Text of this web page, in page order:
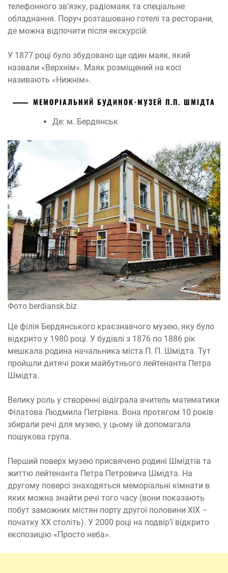
телефонного зв’язку, радіомаяк та спеціальне
обладнання. Поруч розташовано готелі та ресторани,
де можна відпочити після екскурсій.
У 1877 році було збудовано ще один маяк, який
назвали «Верхнім». Маяк розміщений на косі
називають «Нижнім».
МЕМОРІАЛЬНИЙ БУДИНОК-МУЗЕЙ П.П. ШМІДТА
Де: м. Бердянськ
Фото berdiansk.biz
Це філія Бердянського краєзнавчого музею, яку було
відкрито у 1980 році. У будівлі з 1876 по 1886 рік
мешкала родина начальника міста П. П. Шмідта. Тут
пройшли дитячі роки майбутнього лейтенанта Петра
Шмідта.
Велику роль у створенні відіграла вчитель математики
Філатова Людмила Петрівна. Вона протягом 10 років
збирали речі для музею, у цьому їй допомагала
пошукова група.
Перший поверх музею присвячено родині Шмідтів та
життю лейтенанта Петра Петровича Шмідта. На
другому поверсі знаходяться меморіальні кімнати в
яких можна знайти речі того часу (вони показають
побут заможних містян порту другої половини XIX –
початку XX століть). У 2000 році на подвір’ї відкрито
експозицію «Просто неба».